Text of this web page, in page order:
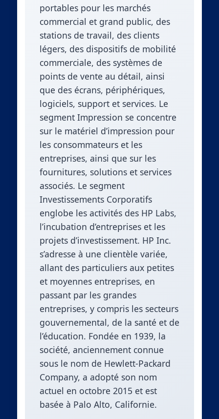
portables pour les marchés
commercial et grand public, des
stations de travail, des clients
légers, des dispositifs de mobilité
commerciale, des systèmes de
points de vente au détail, ainsi
que des écrans, périphériques,
logiciels, support et services. Le
segment Impression se concentre
sur le matériel d’impression pour
les consommateurs et les
entreprises, ainsi que sur les
fournitures, solutions et services
associés. Le segment
Investissements Corporatifs
englobe les activités des HP Labs,
l’incubation d’entreprises et les
projets d’investissement. HP Inc.
s’adresse à une clientèle variée,
allant des particuliers aux petites
et moyennes entreprises, en
passant par les grandes
entreprises, y compris les secteurs
gouvernemental, de la santé et de
l’éducation. Fondée en 1939, la
société, anciennement connue
sous le nom de Hewlett-Packard
Company, a adopté son nom
actuel en octobre 2015 et est
basée à Palo Alto, Californie.